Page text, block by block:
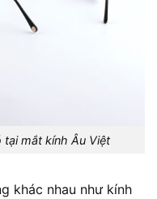
tại mắt kính Âu Việt
khác nhau như kính